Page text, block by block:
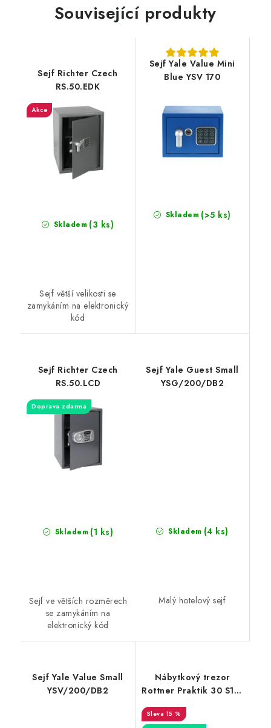
Související produkty
Sejf Richter Czech
RS.50.EDK
Akce
Skladem (3 ks)
Sejf větší velikosti se
zamykáním na elektronický
kód
Sejf Yale Value Mini
Blue YSV 170
Skladem (>5 ks)
Sejf Richter Czech
RS.50.LCD
Doprava zdarma
Skladem (1 ks)
Sejf ve větších rozměrech
se zamykáním na
elektronický kód
Sejf Yale Guest Small
YSG/200/DB2
Skladem (4 ks)
Malý hotelový sejf
Sejf Yale Value Small
YSV/200/DB2
Nábytkový trezor
Rottner Praktik 30 S1 –
15 RU
15 %